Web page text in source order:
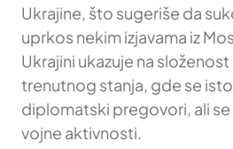
Ukrajine, što sugeriše da
uprkos nekim izjavama iz
Ukrajini ukazuje na
trenutnog stanja, gde se
diplomatski pregovori, ali se
vojne aktivnosti.